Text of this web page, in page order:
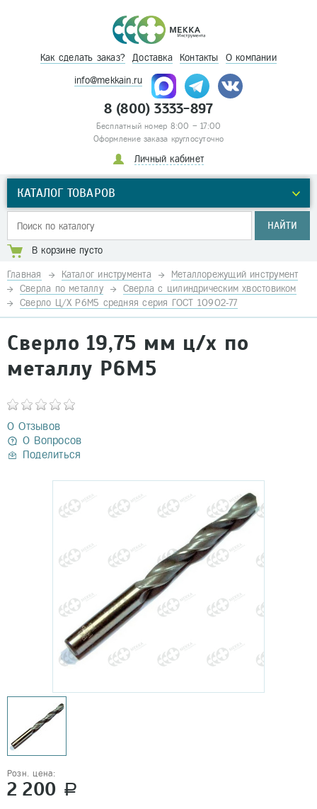
Как сделать заказ? Доставка Контакты О компании
info@mekkain.ru
8 (800) 3333-897
Бесплатный номер 8:00 – 17:00
Оформление заказа круглосуточно
Личный кабинет
КАТАЛОГ ТОВАРОВ
НАЙТИ
В корзине пусто
Главная Каталог инструмента
Металлорежущий инструмент
Сверла по металлу
Сверла с цилиндрическим хвостовиком
Сверло Ц/Х Р6М5 средняя серия ГОСТ 10902-77
Сверло 19,75 мм ц/х по
металлу Р6М5
0 Отзывов
0 Вопросов
Поделиться
Розн. цена:
2 200 a